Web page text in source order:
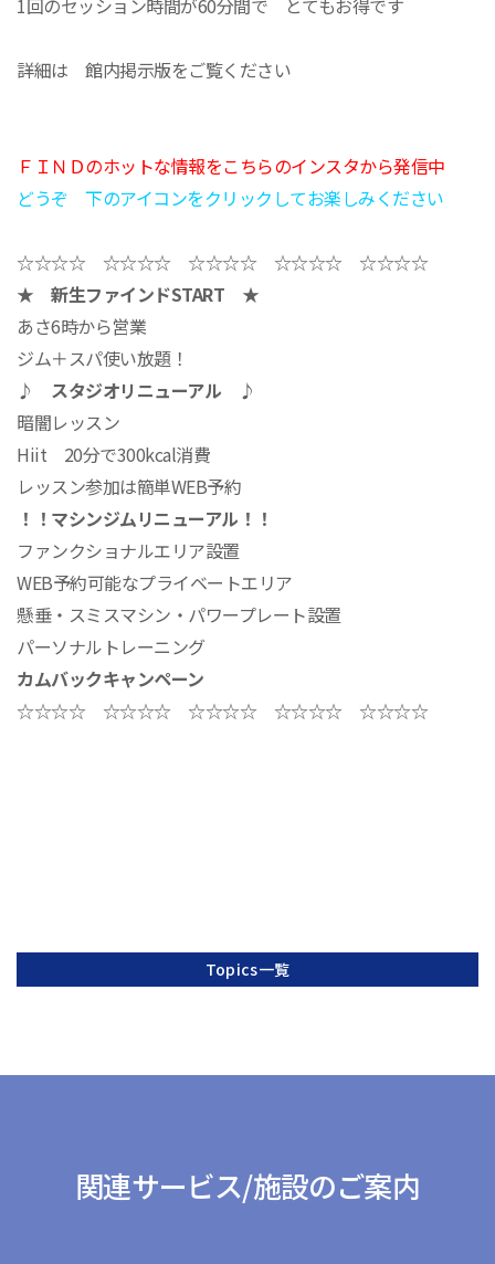
1回のセッション時間が60分間で とてもお得です
詳細は 館内掲示版をご覧ください
ＦＩＮＤのホットな情報をこちらのインスタから発信中
どうぞ 下のアイコンをクリックしてお楽しみください
☆☆☆☆ ☆☆☆☆ ☆☆☆☆ ☆☆☆☆ ☆☆☆☆
★ 新生ファインドSTART ★
あさ6時から営業
ジム＋スパ使い放題！
♪ スタジオリニューアル ♪
暗闇レッスン
Hiit 20分で300kcal消費
レッスン参加は簡単WEB予約
！！ マシンジムリニューアル！！
ファンクショナルエリア設置
WEB予約可能なプライベートエリア
懸垂・スミスマシン・パワープレート設置
パーソナルトレーニング
カムバックキャンペーン
☆☆☆☆ ☆☆☆☆ ☆☆☆☆ ☆☆☆☆ ☆☆☆☆
Topics一覧
関連サービス/施設のご案内